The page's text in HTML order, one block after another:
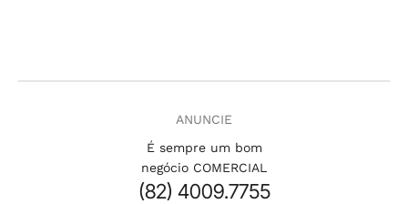
ANUNCIE
É sempre um bom
negócio COMERCIAL
(82) 4009.7755